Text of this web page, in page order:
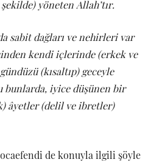
yöneten Allah’tır.
sabit dağları ve nehirleri var
kendi içlerinde (erkek ve
(kısaltıp) geceyle
iyice düşünen bir
âyetler (delil ve ibretler)
de konuyla ilgili şöyle